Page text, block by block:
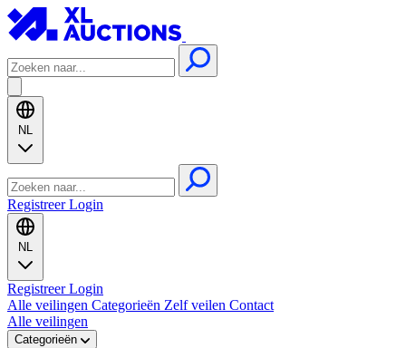
NL
RegistreerLogin
NL
RegistreerLogin
Alle veilingen Categorieën Zelf veilen Contact
Alle veilingen
Categorieën